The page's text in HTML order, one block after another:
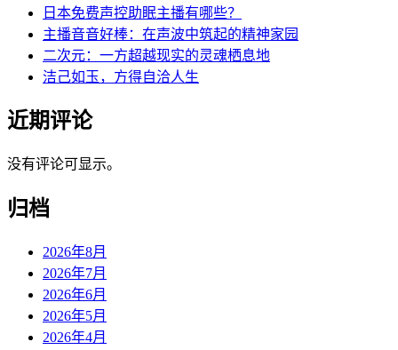
日本免费声控助眠主播有哪些？
主播音音好棒：在声波中筑起的精神家园
二次元：一方超越现实的灵魂栖息地
洁己如玉，方得自洽人生
近期评论
没有评论可显示。
归档
2026年8月
2026年7月
2026年6月
2026年5月
2026年4月